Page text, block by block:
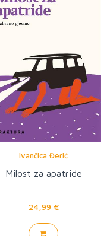
Ivančica Đerić
Milost za apatride
24,99 €